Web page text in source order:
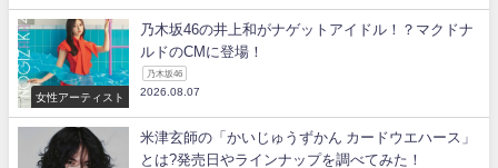
女性アーティスト
乃木坂46の井上和がナゲットアイドル！？マクドナ
ルドのCMに登場！
乃木坂46
2026.08.07
米津玄師の「かいじゅうずかん カードウエハース」
とは?発売日やラインナップを調べてみた！